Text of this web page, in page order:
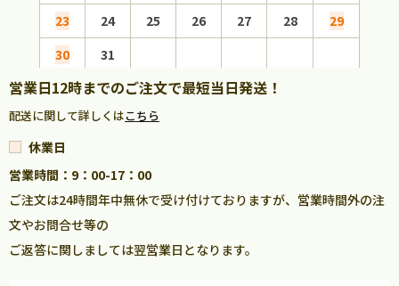
23
24 25 26 27 28
29
30
31
営業日12時までのご注文で最短当日発送！
配送に関して詳しくはこちら
休業日
営業時間：9：00-17：00
ご注文は24時間年中無休で受け付けておりますが、営業時間外の注
文やお問合せ等の
ご返答に関しましては翌営業日となります。